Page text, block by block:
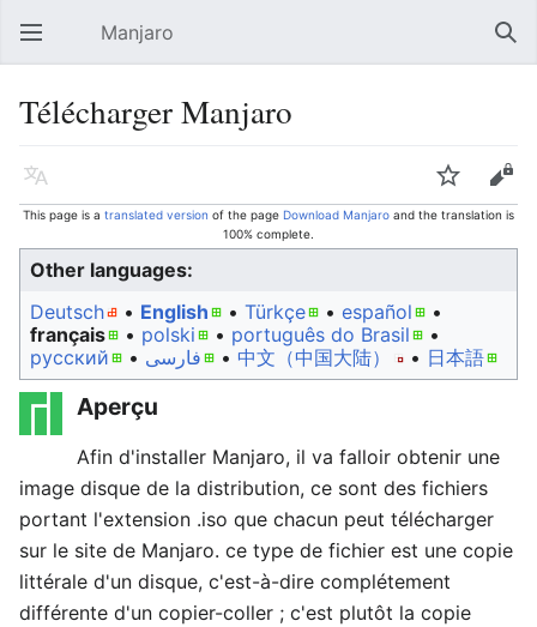
Open main menu Manjaro
Télécharger Manjaro
Language Watch Edit
This page is a translated version of the page Download Manjaro and the translation is
100% complete.
Other languages:
Deutsch
• ‎ English • ‎ Türkçe • ‎ español
•
français • ‎ polski • ‎ português do Brasil
•
русский • ‎ فارسی • ‎ 中文（中国大陆）‎ • ‎ 日本語
Aperçu
Afin d'installer Manjaro, il va falloir obtenir une
image disque de la distribution, ce sont des fichiers
portant l'extension .iso que chacun peut télécharger
sur le site de Manjaro. ce type de fichier est une copie
littérale d'un disque, c'est-à-dire complétement
différente d'un copier-coller ; c'est plutôt la copie